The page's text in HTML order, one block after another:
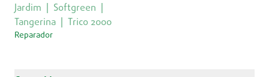
Jardim
Softgreen
Tangerina
Trico 2000
Reparador